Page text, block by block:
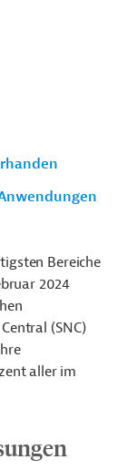
Bereiche
2024
(SNC)
aller im